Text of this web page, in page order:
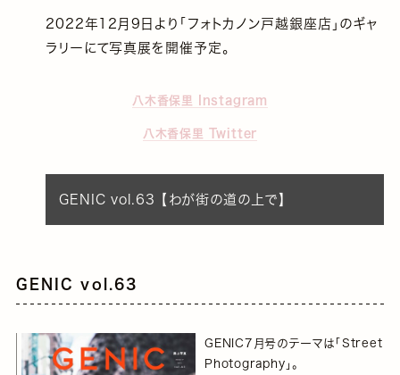
2022年12月9日より「フォトカノン戸越銀座店」のギャ
ラリーにて写真展を開催予定。
八木香保里 Instagram
八木香保里 Twitter
GENIC vol.63 【わが街の道の上で】
GENIC vol.63
GENIC7月号のテーマは「Street
Photography」。